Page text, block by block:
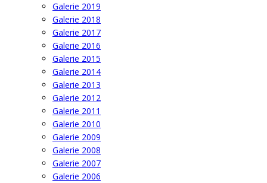
Galerie 2019
Galerie 2018
Galerie 2017
Galerie 2016
Galerie 2015
Galerie 2014
Galerie 2013
Galerie 2012
Galerie 2011
Galerie 2010
Galerie 2009
Galerie 2008
Galerie 2007
Galerie 2006